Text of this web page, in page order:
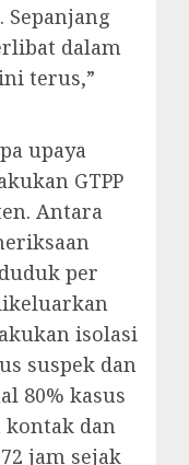
dalam
terus,”
upaya
GTPP
Antara
per
isolasi
suspek dan
80% kasus
kontak dan
jam sejak